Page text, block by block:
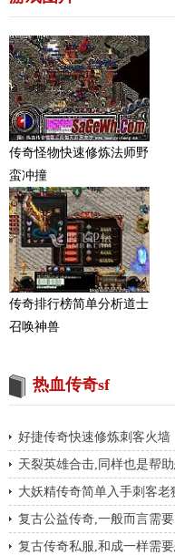
传奇怪物快速修炼法师野
蛮冲撞
传奇排行榜简单分析道士
召唤神兽
热血传奇sf
好捷传奇快速修炼刺客火墙
大妖精传奇简单入手刺客老
复古公益传奇,一般而言需